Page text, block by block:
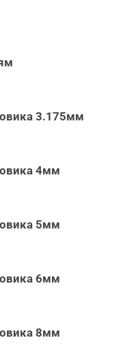
3.175мм
4мм
5мм
6мм
8мм